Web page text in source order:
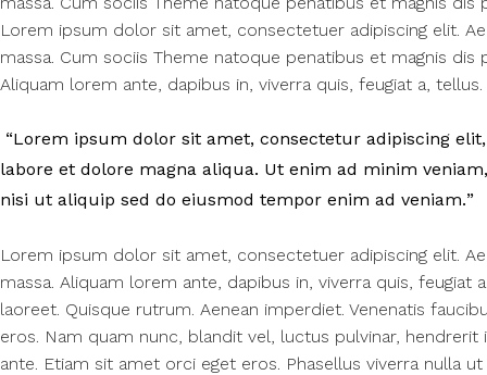
Lorem ipsum dolor sit amet, consectetuer adipiscing elit.
massa. Cum sociis Theme natoque penatibus et magnis
Aliquam lorem ante, dapibus in, viverra quis, feugiat a, tellus.
Lorem ipsum dolor sit amet, consectetur adipiscing
labore et dolore magna aliqua. Ut enim ad minim
nisi ut aliquip sed do eiusmod tempor enim ad veniam.
Lorem ipsum dolor sit amet, consectetuer adipiscing elit.
massa. Aliquam lorem ante, dapibus in, viverra quis, feugiat
laoreet. Quisque rutrum. Aenean imperdiet. Venenatis
eros. Nam quam nunc, blandit vel, luctus pulvinar,
ante. Etiam sit amet orci eget eros. Phasellus viverra nulla